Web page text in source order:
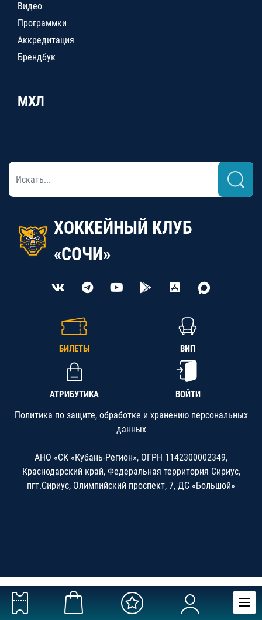
Видео
Программки
Аккредитация
Брендбук
МХЛ
ХОККЕЙНЫЙ КЛУБ
«СОЧИ»
БИЛЕТЫ ВИП
АТРИБУТИКА ВОЙТИ
Политика по защите, обработке и хранению персональных
данных
АНО «СК «Кубань-Регион», ОГРН 1142300002349,
Краснодарский край, Федеральная территория Сириус,
пгт.Сириус, Олимпийский проспект, 7, ДС «Большой»